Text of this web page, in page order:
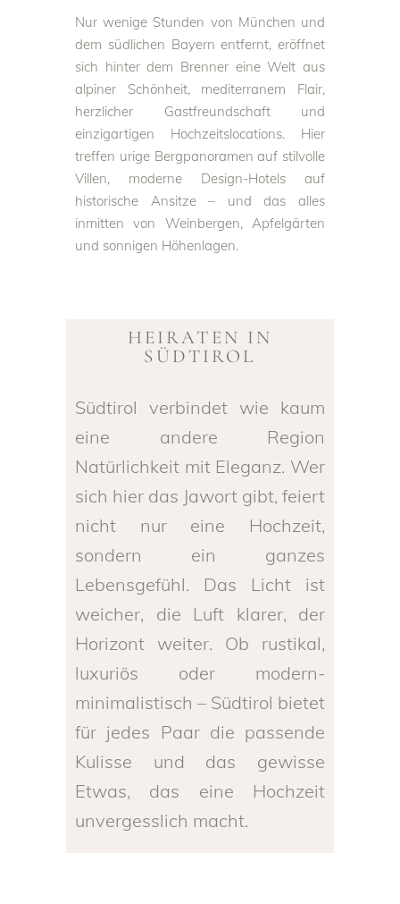
Nur wenige Stunden von München und
dem südlichen Bayern entfernt, eröffnet
sich hinter dem Brenner eine Welt aus
alpiner Schönheit, mediterranem Flair,
herzlicher Gastfreundschaft und
einzigartigen Hochzeitslocations. Hier
treffen urige Bergpanoramen auf stilvolle
Villen, moderne Design-Hotels auf
historische Ansitze – und das alles
inmitten von Weinbergen, Apfelgärten
und sonnigen Höhenlagen.
HEIRATEN IN
SÜDTIROL
Südtirol verbindet wie kaum
eine andere Region
Natürlichkeit mit Eleganz. Wer
sich hier das Jawort gibt, feiert
nicht nur eine Hochzeit,
sondern ein ganzes
Lebensgefühl. Das Licht ist
weicher, die Luft klarer, der
Horizont weiter. Ob rustikal,
luxuriös oder modern-
minimalistisch – Südtirol bietet
für jedes Paar die passende
Kulisse und das gewisse
Etwas, das eine Hochzeit
unvergesslich macht.